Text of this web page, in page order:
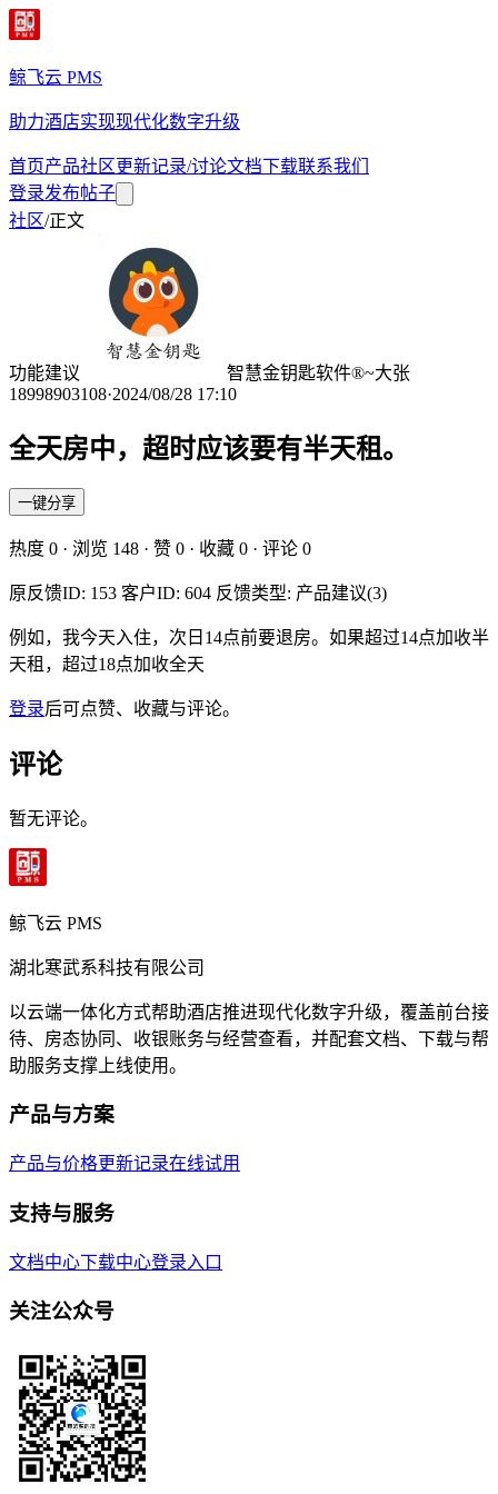
鲸飞云 PMS
助力酒店实现现代化数字升级
首页产品社区更新记录/讨论文档下载联系我们
登录发布帖子
社区/正文
功能建议
智慧金钥匙软件®~大张
18998903108·2024/08/28 17:10
全天房中，超时应该要有半天租。
一键分享
热度 0 · 浏览 148 · 赞 0 · 收藏 0 · 评论 0
原反馈ID: 153 客户ID: 604 反馈类型: 产品建议(3)
例如，我今天入住，次日14点前要退房。如果超过14点加收半
天租，超过18点加收全天
登录后可点赞、收藏与评论。
评论
暂无评论。
鲸飞云 PMS
湖北寒武系科技有限公司
以云端一体化方式帮助酒店推进现代化数字升级，覆盖前台接
待、房态协同、收银账务与经营查看，并配套文档、下载与帮
助服务支撑上线使用。
产品与方案
产品与价格更新记录在线试用
支持与服务
文档中心下载中心登录入口
关注公众号